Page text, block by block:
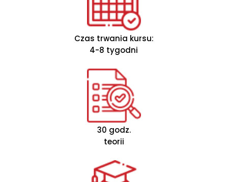
Czas trwania kursu:
4-8 tygodni
30 godz.
teorii